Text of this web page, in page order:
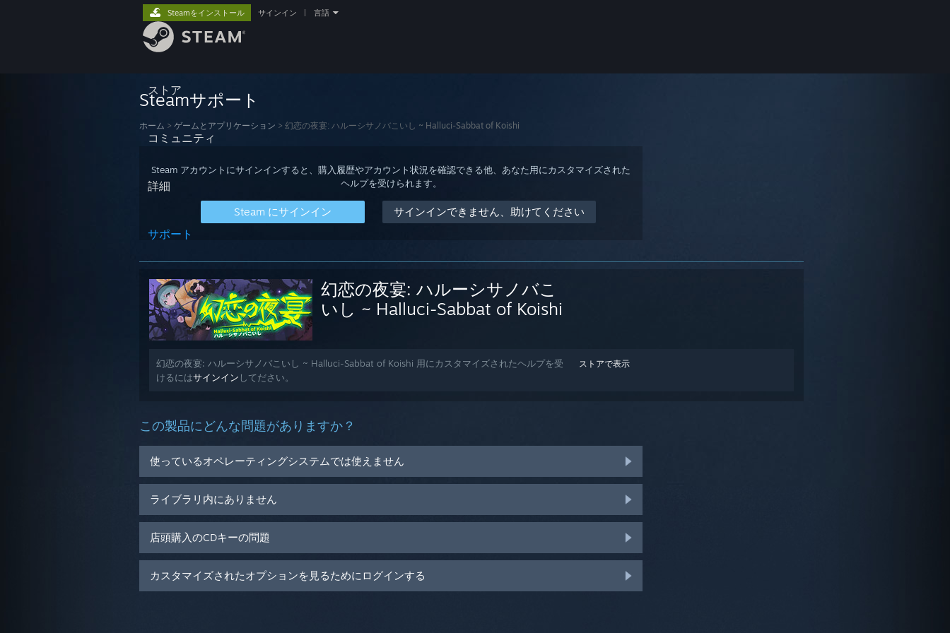
ストア
コミュニティ
詳細
サポート
Steamをインストール サインイン 言語
Steamサポート
ホーム > ゲームとアプリケーション > 幻恋の夜宴: ハルーシサノバこいし ~ Halluci-Sabbat of Koishi
Steam アカウントにサインインすると、購入履歴やアカウント状況を確認できる他、あなた用にカスタマイズされた
ヘルプを受けられます。
Steam にサインイン サインインできません、助けてください
幻恋の夜宴: ハルーシサノバこ
いし ~ Halluci-Sabbat of Koishi
ストアで表示
幻恋の夜宴: ハルーシサノバこいし ~ Halluci-Sabbat of Koishi 用にカスタマイズされたヘルプを受
けるにはサインイン してださい。
この製品にどんな問題がありますか？
使っているオペレーティングシステムでは使えません
ライブラリ内にありません
店頭購入のCDキーの問題
カスタマイズされたオプションを見るためにログインする